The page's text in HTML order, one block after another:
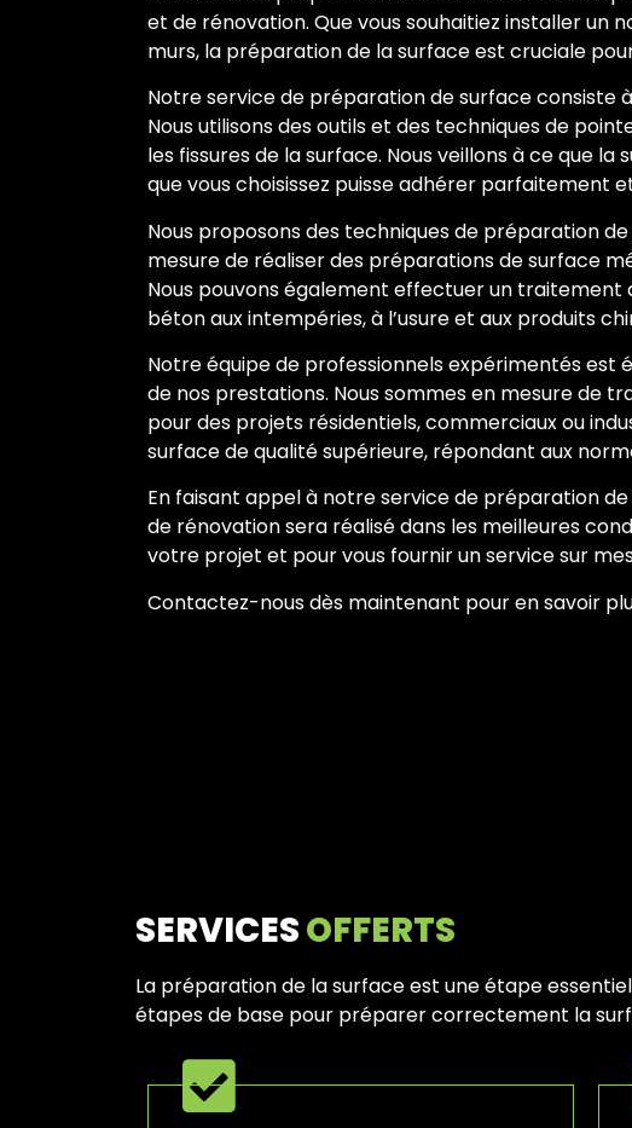
et de rénovation. Que vous souhaitiez installer un
murs, la préparation de la surface est cruciale
Notre service de préparation de surface
Nous utilisons des outils et des techniques de
les fissures de la surface. Nous veillons à ce que
que vous choisissez puisse adhérer parfaitement
Nous proposons des techniques de préparation
mesure de réaliser des préparations de surface
Nous pouvons également effectuer un
béton aux intempéries, à l’usure et aux produits
Notre équipe de professionnels expérimentés est
de nos prestations. Nous sommes en mesure de
pour des projets résidentiels, commerciaux ou
surface de qualité supérieure, répondant aux
En faisant appel à notre service de préparation
de rénovation sera réalisé dans les meilleures
votre projet et pour vous fournir un service sur
Contactez-nous dès maintenant pour en savoir
SERVICESOFFERTS
La préparation de la surface est une étape
étapes de base pour préparer correctement la